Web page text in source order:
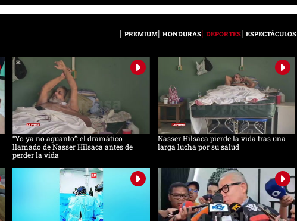
PREMIUM HONDURAS DEPORTES ESPECTÁCULOS
“Yo ya no aguanto”: el dramático
llamado de Nasser Hilsaca antes de
perder la vida
Nasser Hilsaca pierde la vida tras una
larga lucha por su salud